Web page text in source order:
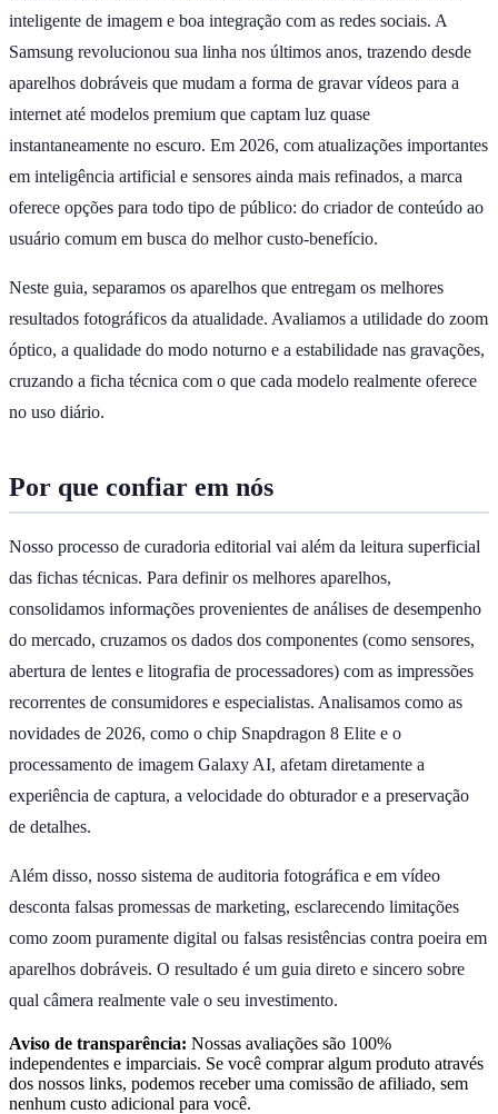
inteligente de imagem e boa integração com as redes sociais. A
Samsung revolucionou sua linha nos últimos anos, trazendo desde
aparelhos dobráveis que mudam a forma de gravar vídeos para a
internet até modelos premium que captam luz quase
instantaneamente no escuro. Em 2026, com atualizações importantes
em inteligência artificial e sensores ainda mais refinados, a marca
oferece opções para todo tipo de público: do criador de conteúdo ao
usuário comum em busca do melhor custo-benefício.
Neste guia, separamos os aparelhos que entregam os melhores
resultados fotográficos da atualidade. Avaliamos a utilidade do zoom
óptico, a qualidade do modo noturno e a estabilidade nas gravações,
cruzando a ficha técnica com o que cada modelo realmente oferece
no uso diário.
Por que confiar em nós
Nosso processo de curadoria editorial vai além da leitura superficial
das fichas técnicas. Para definir os melhores aparelhos,
consolidamos informações provenientes de análises de desempenho
do mercado, cruzamos os dados dos componentes (como sensores,
abertura de lentes e litografia de processadores) com as impressões
recorrentes de consumidores e especialistas. Analisamos como as
novidades de 2026, como o chip Snapdragon 8 Elite e o
processamento de imagem Galaxy AI, afetam diretamente a
experiência de captura, a velocidade do obturador e a preservação
de detalhes.
Além disso, nosso sistema de auditoria fotográfica e em vídeo
desconta falsas promessas de marketing, esclarecendo limitações
como zoom puramente digital ou falsas resistências contra poeira em
aparelhos dobráveis. O resultado é um guia direto e sincero sobre
qual câmera realmente vale o seu investimento.
Aviso de transparência: Nossas avaliações são 100%
independentes e imparciais. Se você comprar algum produto através
dos nossos links, podemos receber uma comissão de afiliado, sem
nenhum custo adicional para você.